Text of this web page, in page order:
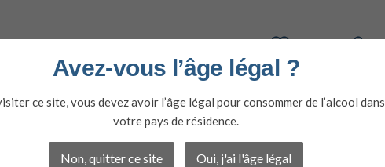
Avez-vous l’âge légal ?
ce site, vous devez avoir l’âge légal pour consommer de l’alcool dans
votre pays de résidence.
Non, quitter ce site Oui, j'ai l'âge légal